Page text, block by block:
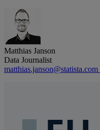
Matthias Janson
Data Journalist
matthias.janson@statista.com